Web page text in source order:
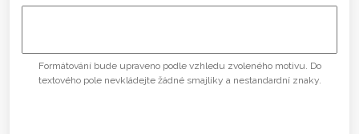
Formátování bude upraveno podle vzhledu zvoleného motivu. Do
textového pole nevkládejte žádné smajlíky a nestandardní znaky.